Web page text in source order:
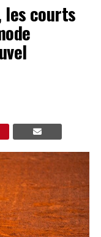
les courts